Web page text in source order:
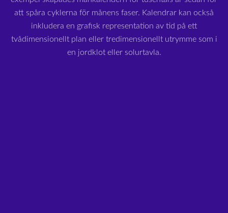
att spåra cyklerna för månens faser. Kalendrar kan också
inkludera en grafisk representation av tid på ett
tvådimensionellt plan eller tredimensionellt utrymme som i
en jordklot eller solurtavla.